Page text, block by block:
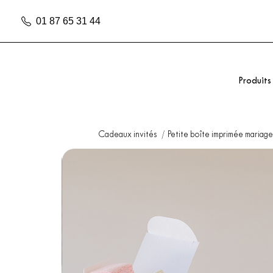
01 87 65 31 44
Produits
Cadeaux invités Petite boîte imprimée